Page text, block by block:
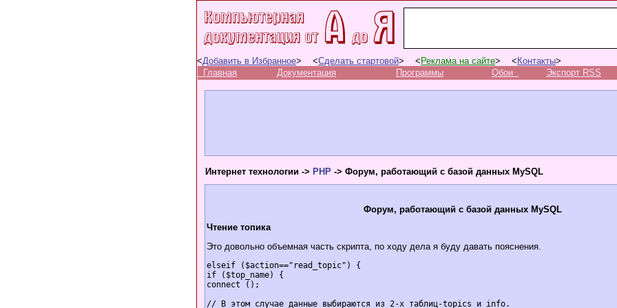
<Добавить в Избранное> <Сделать стартовой> < Реклама на сайте> < Контакты>
Главная
Документация Программы Обои Экспорт RSS
Интернет технологии -> PHP -> Форум, работающий с базой данных MySQL
Форум, работающий с базой данных MySQL
Чтение топика
Это довольно объемная часть скрипта, по ходу дела я буду давать пояснения.
elseif ($action=="read_topic") {
if ($top_name) {
connect ();
// В этом случае данные выбираются из 2-х таблиц-topics и info.